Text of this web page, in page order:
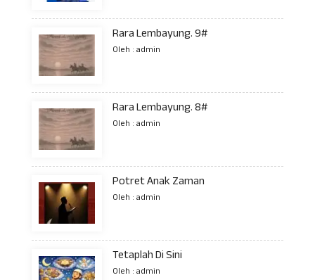
Rara Lembayung. 9#
Oleh : admin
Rara Lembayung. 8#
Oleh : admin
Potret Anak Zaman
Oleh : admin
Tetaplah Di Sini
Oleh : admin